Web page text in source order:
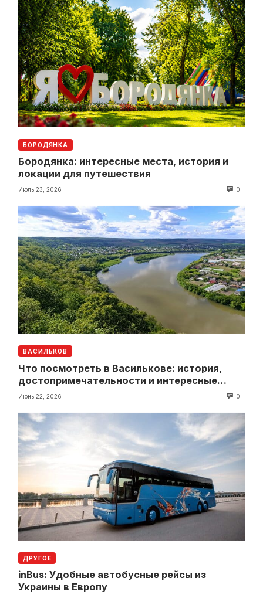
БОРОДЯНКА
Бородянка: интересные места, история и
локации для путешествия
Июль 23, 2026 0
ВАСИЛЬКОВ
Что посмотреть в Василькове: история,
достопримечательности и интересные
локации рядом
Июнь 22, 2026 0
ДРУГОЕ
inBus: Удобные автобусные рейсы из
Украины в Европу